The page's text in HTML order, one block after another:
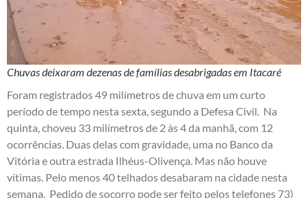
Chuvas deixaram dezenas de famílias desabrigadas em Itacaré
Foram registrados 49 milímetros de chuva em um curto
período de tempo nesta sexta, segundo a Defesa Civil. Na
quinta, choveu 33 milímetros de 2 às 4 da manhã, com 12
ocorrências. Duas delas com gravidade, uma no Banco da
Vitória e outra estrada Ilhéus-Olivença. Mas não houve
vítimas. Pelo menos 40 telhados desabaram na cidade nesta
semana. Pedido de socorro pode ser feito pelos telefones 73)